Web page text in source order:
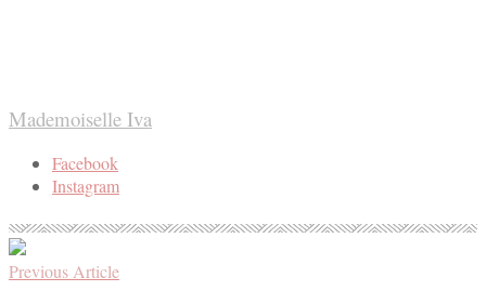
Mademoiselle Iva
Facebook
Instagram
Previous Article